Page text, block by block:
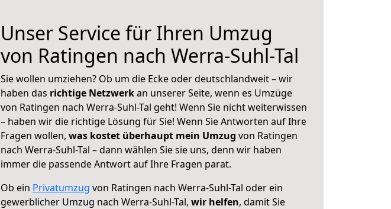
Unser Service für Ihren Umzug
von Ratingen nach Werra-Suhl-Tal
Sie wollen umziehen? Ob um die Ecke oder deutschlandweit – wir
haben das richtige Netzwerkan unserer Seite, wenn es Umzüge
von Ratingen nach Werra-Suhl-Tal geht! Wenn Sie nicht weiterwissen
– haben wir die richtige Lösung für Sie! Wenn Sie Antworten auf Ihre
Fragen wollen, was kostet überhaupt mein Umzug von Ratingen
nach Werra-Suhl-Tal – dann wählen Sie sie uns, denn wir haben
immer die passende Antwort auf Ihre Fragen parat.
Ob ein Privatumzug von Ratingen nach Werra-Suhl-Tal oder ein
gewerblicher Umzug nach Werra-Suhl-Tal, wir helfen, damit Sie